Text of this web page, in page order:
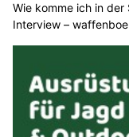
Wie komme ich in der
Interview –